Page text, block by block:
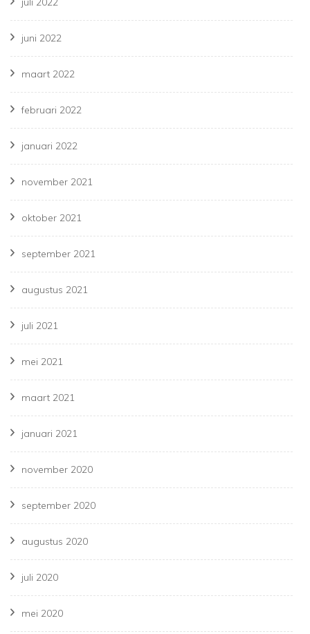
juni 2022
maart 2022
februari 2022
januari 2022
november 2021
oktober 2021
september 2021
augustus 2021
juli 2021
mei 2021
maart 2021
januari 2021
november 2020
september 2020
augustus 2020
juli 2020
mei 2020